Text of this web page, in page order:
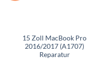
15 Zoll MacBook Pro
2016/2017 (A1707)
Reparatur